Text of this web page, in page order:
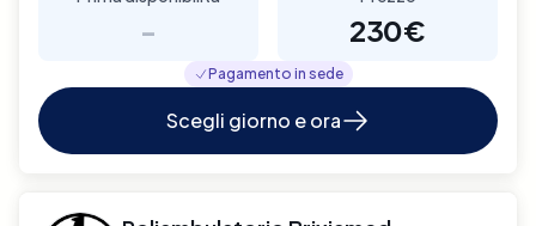
- 230€
Pagamento in sede
Scegli giorno e ora